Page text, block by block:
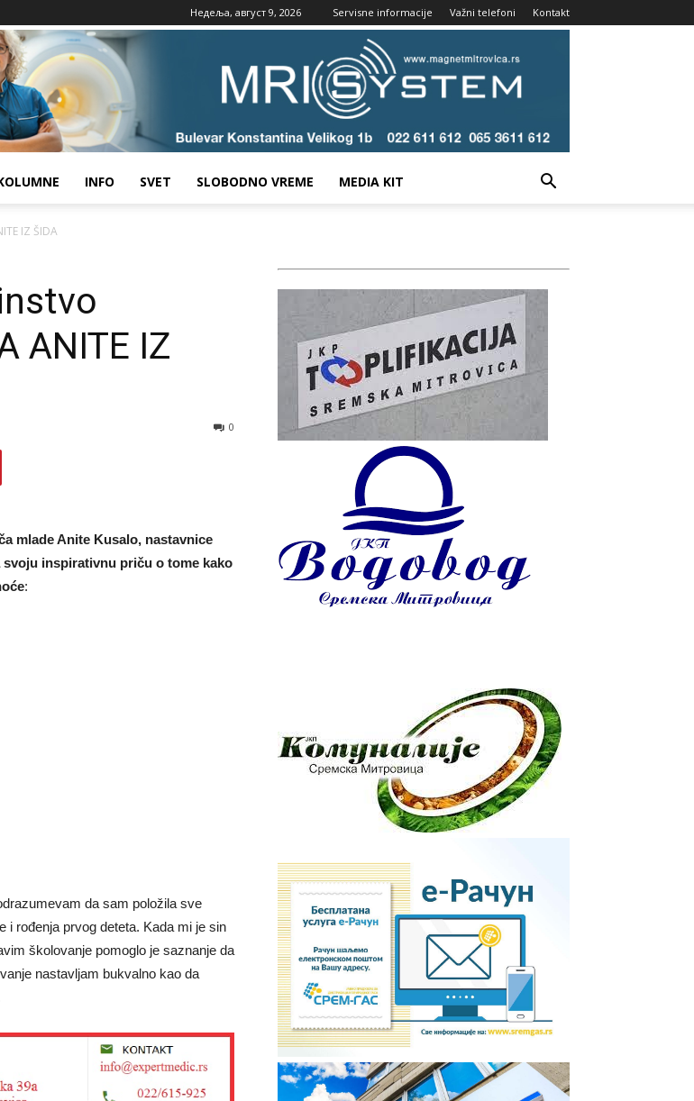
Недеља, август 9, 2026 Servisne informacije Važni telefoni Kontakt
INFO SVET SLOBODNO VREME MEDIA KIT
IZ ŠIDA
ANITE IZ
0
mlade Anite Kusalo, nastavnice
inspirativnu priču o tome kako
:
da sam položila sve
i rođenja prvog deteta. Kada mi je sin
školovanje pomoglo je saznanje da
nastavljam bukvalno kao da